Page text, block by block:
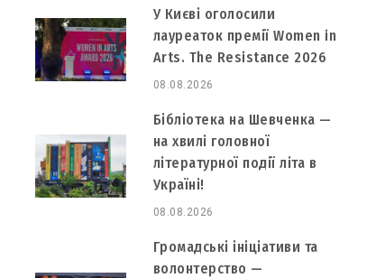
У Києві оголосили
лауреаток премії Women in
Arts. The Resistance 2026
08.08.2026
Бібліотека на Шевченка —
на хвилі головної
літературної події літа в
Україні!
08.08.2026
Громадські ініціативи та
волонтерство —